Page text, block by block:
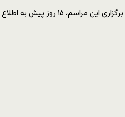
برگزاری این مراسم، ۱۵